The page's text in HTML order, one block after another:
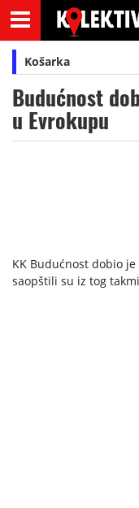
Košarka
Budućnost
u Evrokupu
KK Budućnost dobio
saopštili su iz tog